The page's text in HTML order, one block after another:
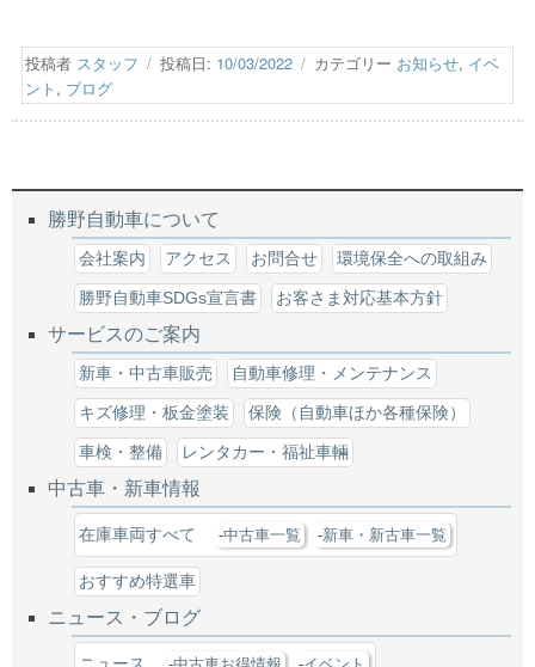
投稿者 スタッフ 投稿日: 10/03/2022 カテゴリー お知らせ, イベ
ント , ブログ
勝野自動車について
会社案内 アクセス お問合せ 環境保全への取組み
勝野自動車SDGs宣言書 お客さま対応基本方針
サービスのご案内
新車・中古車販売 自動車修理・メンテナンス
キズ修理・板金塗装 保険（自動車ほか各種保険）
車検・整備 レンタカー・福祉車輛
中古車・新車情報
在庫車両すべて 中古車一覧 新車・新古車一覧
おすすめ特選車
ニュース・ブログ
ニュース